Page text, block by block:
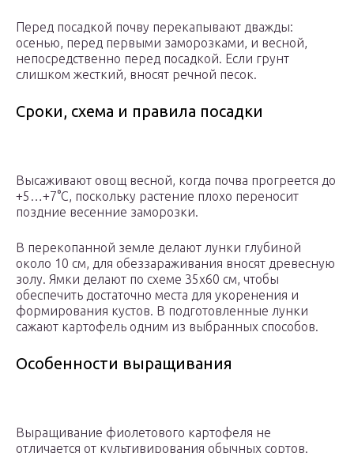
Перед посадкой почву перекапывают дважды:
осенью, перед первыми заморозками, и весной,
непосредственно перед посадкой. Если грунт
слишком жесткий, вносят речной песок.
Сроки, схема и правила посадки
Высаживают овощ весной, когда почва прогреется до
+5…+7°C, поскольку растение плохо переносит
поздние весенние заморозки.
В перекопанной земле делают лунки глубиной
около 10 см, для обеззараживания вносят древесную
золу. Ямки делают по схеме 35х60 см, чтобы
обеспечить достаточно места для укоренения и
формирования кустов. В подготовленные лунки
сажают картофель одним из выбранных способов.
Особенности выращивания
Выращивание фиолетового картофеля не
отличается от культивирования обычных сортов.